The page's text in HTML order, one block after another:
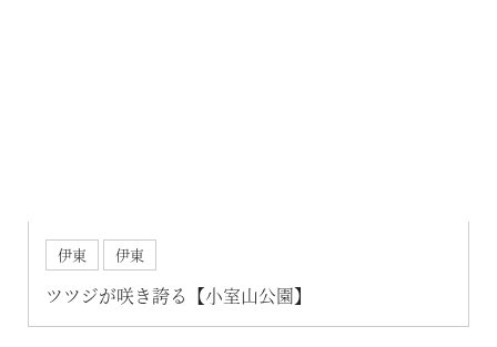
伊東 伊東
ツツジが咲き誇る【小室山公園】